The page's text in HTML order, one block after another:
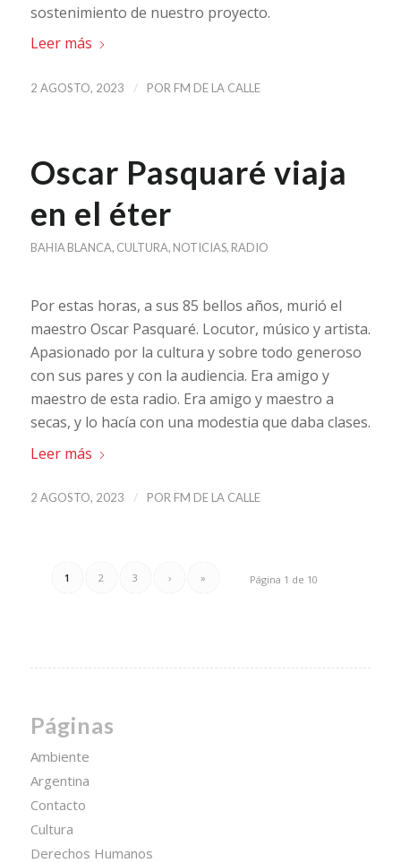
sostenimiento de nuestro proyecto.
Leer más
2 AGOSTO, 2023 / POR FM DE LA CALLE
Oscar Pasquaré viaja
en el éter
BAHIA BLANCA, CULTURA, NOTICIAS, RADIO
Por estas horas, a sus 85 bellos años, murió el
maestro Oscar Pasquaré. Locutor, músico y artista.
Apasionado por la cultura y sobre todo generoso
con sus pares y con la audiencia. Era amigo y
maestro de esta radio. Era amigo y maestro a
secas, y lo hacía con una modestia que daba clases.
Leer más
2 AGOSTO, 2023 / POR FM DE LA CALLE
Página 1 de 10
1 2 3 › »
Páginas
Ambiente
Argentina
Contacto
Cultura
Derechos Humanos